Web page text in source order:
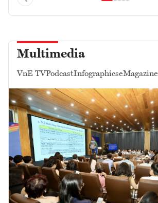
Multimedia
VnE TVPodcastInfographicseMagazine